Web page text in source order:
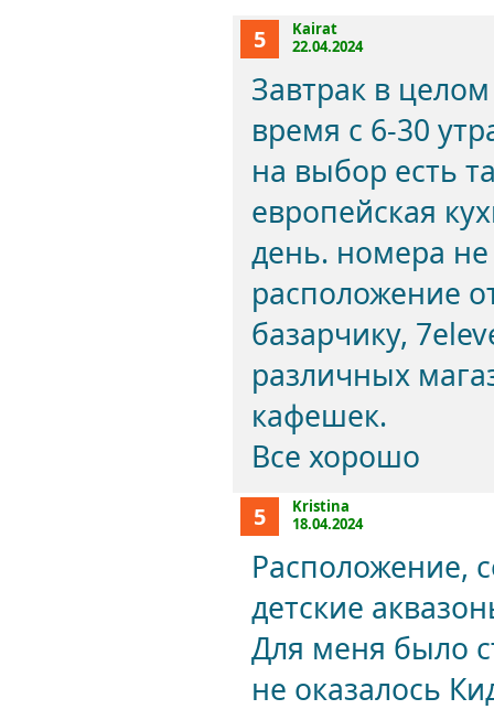
5
Kairat
22.04.2024
Завтрак в
время с 6-30
на выбор есть
европейская
день. номера
расположение
базарчику,
различных
кафешек.
Все хорошо
5
Kristina
18.04.2024
Расположение,
детские
Для меня было
не оказалось